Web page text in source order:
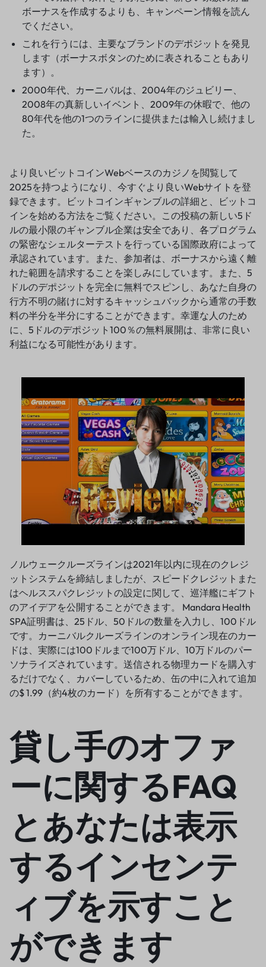
ボーナスを作成するよりも、キャンペーン情報を読ん
でください。
これを行うには、主要なブランドのデポジットを発見
します（ボーナスボタンのために表されることもあり
ます）。
2000年代、カーニバルは、2004年のジュビリー、
2008年の真新しいイベント、2009年の休暇で、他の
80年代を他の1つのラインに提供または輸入し続けまし
た。
より良いビットコインWebベースのカジノを閲覧して
2025を持つようになり、今すぐより良いWebサイトを登
録できます。ビットコインギャンブルの詳細と、ビットコ
インを始める方法をご覧ください。この投稿の新しい5ド
ルの最小限のギャンブル企業は安全であり、各プログラム
の緊密なシェルターテストを行っている国際政府によって
承認されています。また、参加者は、ボーナスから遠く離
れた範囲を請求することを楽しみにしています。また、5
ドルのデポジットを完全に無料でスピンし、あなた自身の
行方不明の賭けに対するキャッシュバックから通常の手数
料の半分を半分にすることができます。幸運な人のため
に、5ドルのデポジット100％の無料展開は、非常に良い
利益になる可能性があります。
ノルウェークルーズラインは2021年以内に現在のクレジ
ットシステムを締結しましたが、スピードクレジットまた
はヘルススパクレジットの設定に関して、巡洋艦にギフト
のアイデアを公開することができます。 Mandara Health
SPA証明書は、25ドル、50ドルの数量を入力し、100ドル
です。カーニバルクルーズラインのオンライン現在のカー
ドは、実際には100ドルまで100万ドル、10万ドルのパー
ソナライズされています。送信される物理カードを購入す
るだけでなく、カバーしているため、缶の中に入れて追加
の$ 1.99（約4枚のカード）を所有することができます。
貸し手のオファ
ーに関するFAQ
とあなたは表示
するインセンテ
ィブを示すこと
ができます